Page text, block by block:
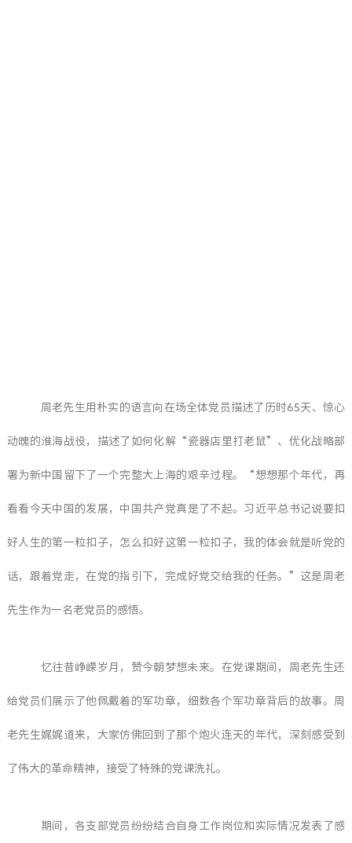
周老先生用朴实的语言向在场全体党员描述了历时65天、惊心
动魄的淮海战役，描述了如何化解“瓷器店里打老鼠”、优化战略部
署为新中国留下了一个完整大上海的艰辛过程。“想想那个年代，再
看看今天中国的发展，中国共产党真是了不起。习近平总书记说要扣
好人生的第一粒扣子，怎么扣好这第一粒扣子，我的体会就是听党的
话，跟着党走，在党的指引下，完成好党交给我的任务。”这是周老
先生作为一名老党员的感悟。
忆往昔峥嵘岁月，赞今朝梦想未来。在党课期间，周老先生还
给党员们展示了他佩戴着的军功章，细数各个军功章背后的故事。周
老先生娓娓道来，大家仿佛回到了那个炮火连天的年代，深刻感受到
了伟大的革命精神，接受了特殊的党课洗礼。
期间，各支部党员纷纷结合自身工作岗位和实际情况发表了感